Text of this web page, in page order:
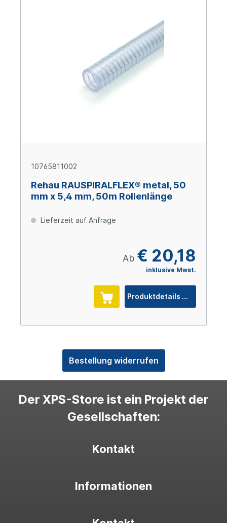
10765811002
Rehau RAUSPIRALFLEX® metal, 50
mm x 5,4 mm, 50m Rollenlänge
Lieferzeit auf Anfrage
Ab € 20,18
inklusive Mwst.
Produktdetails
Bestellung widerrufen
Der XPS-Store ist ein Projekt der
Gesellschaften:
Kontakt
Informationen